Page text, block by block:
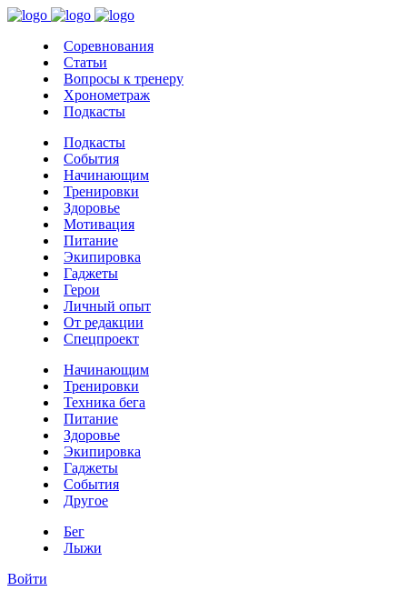
Соревнования
Статьи
Вопросы к тренеру
Хронометраж
Подкасты
Подкасты
События
Начинающим
Тренировки
Здоровье
Мотивация
Питание
Экипировка
Гаджеты
Герои
Личный опыт
От редакции
Спецпроект
Начинающим
Тренировки
Техника бега
Питание
Здоровье
Экипировка
Гаджеты
События
Другое
Бег
Лыжи
Войти